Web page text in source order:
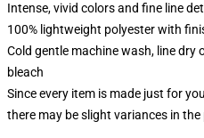
Intense, vivid colors and fine line
100% lightweight polyester with
Cold gentle machine wash, line dry
bleach
Since every item is made just for
there may be slight variances in